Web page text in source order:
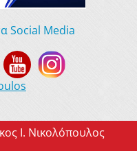
Social Media
Ι. Νικολόπουλος